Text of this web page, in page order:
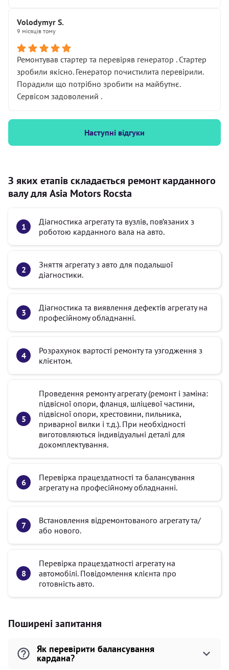
Volodymyr S.
9 місяців тому
Ремонтував стартер та перевіряв генератор . Стартер
зробили якісно. Генератор почистилита перевірили.
Порадили що потрібно зробити на майбутнє.
Сервісом задоволений .
Наступні відгуки
З яких етапів складається ремонт карданного
валу для Asia Motors Rocsta
Діагностика агрегату та вузлів, пов’язаних з
роботою карданного вала на авто.
Зняття агрегату з авто для подальшої
діагностики.
Діагностика та виявлення дефектів агрегату на
професійному обладнанні.
Розрахунок вартості ремонту та узгодження з
клієнтом.
Проведення ремонту агрегату (ремонт і заміна:
підвісної опори, фланця, шліцевої частини,
підвісної опори, хрестовини, пильника,
приварної вилки і т.д.). При необхідності
виготовляються індивідуальні деталі для
докомплектування.
Перевірка працездатності та балансування
агрегату на професійному обладнанні.
Встановлення відремонтованого агрегату та/
або нового.
Перевірка працездатності агрегату на
автомобілі. Повідомлення клієнта про
готовність авто.
Поширені запитання
Як перевірити балансування
кардана?